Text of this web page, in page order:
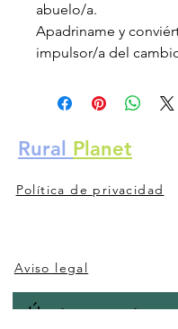
abuelo/a.
Apadriname y
impulsor/a del
Rural Planet
Política de privacidad
Aviso legal
¡Únete a nuestra